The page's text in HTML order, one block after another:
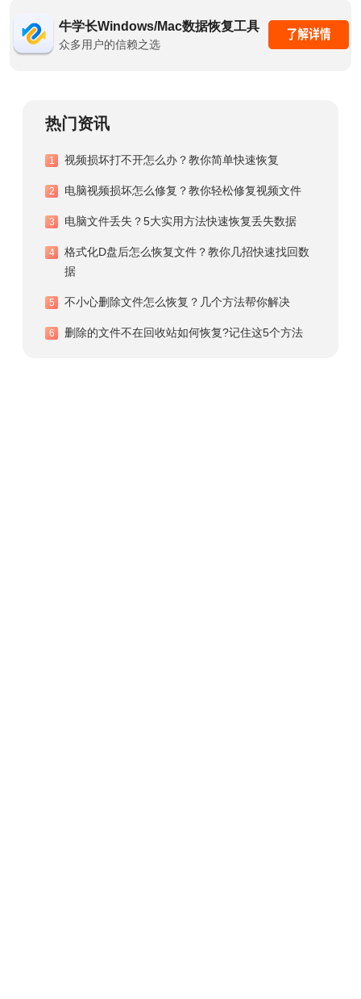
牛学长Windows/Mac数据恢复工具
众多用户的信赖之选
热门资讯
1 视频损坏打不开怎么办？教你简单快速恢复
2 电脑视频损坏怎么修复？教你轻松修复视频文件
3 电脑文件丢失？5大实用方法快速恢复丢失数据
4
格式化D盘后怎么恢复文件？教你几招快速找回数
据
5 不小心删除文件怎么恢复？几个方法帮你解决
6 删除的文件不在回收站如何恢复?记住这5个方法